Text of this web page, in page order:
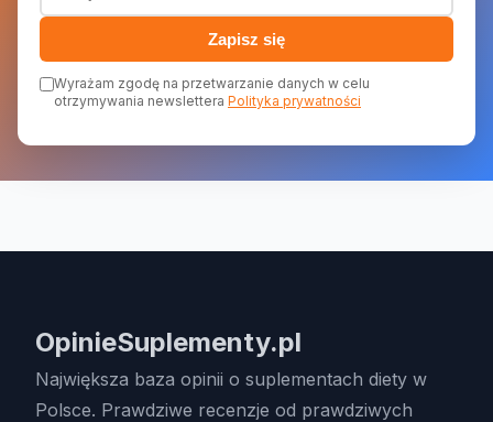
Zapisz się
Wyrażam zgodę na przetwarzanie danych w celu
otrzymywania newslettera Polityka prywatności
OpinieSuplementy.pl
Największa baza opinii o suplementach diety w
Polsce. Prawdziwe recenzje od prawdziwych